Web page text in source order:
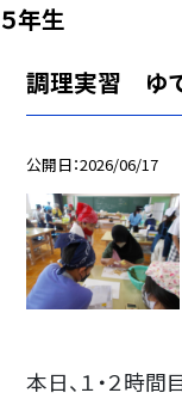
５年生
調理実習 ゆ
公開日 2026/06/17
本日、１・２時間